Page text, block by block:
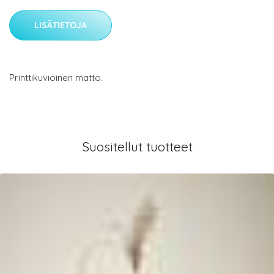
LISÄTIETOJA
Printtikuvioinen matto.
Suositellut tuotteet